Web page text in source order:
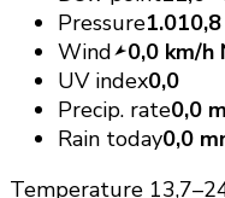
Pressure
Wind
0,0 km/h
UV index0,0
Precip. rate0,0
Rain today0,0
Temperature